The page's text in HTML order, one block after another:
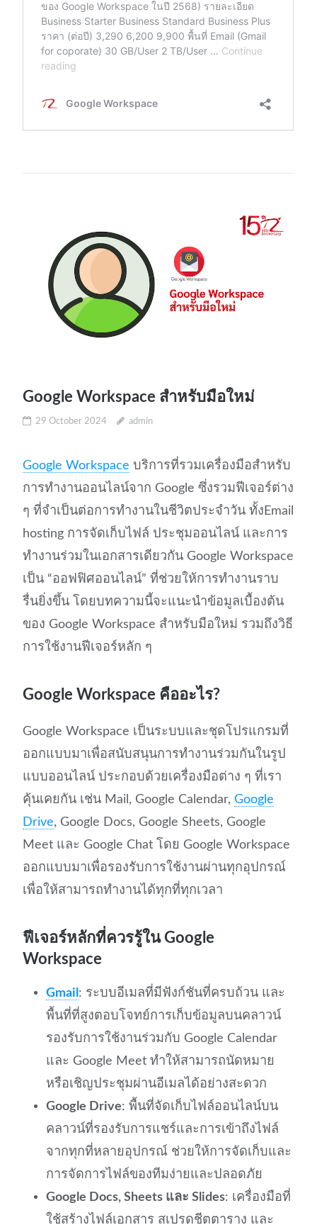
Google Workspace สำหรับมือใหม่
29 October 2024 admin
Google Workspace บริการที่รวมเครื่องมือสำหรับ
การทำงานออนไลน์จาก Google ซึ่งรวมฟีเจอร์ต่าง
ๆ ที่จำเป็นต่อการทำงานในชีวิตประจำวัน ทั้งEmail
hosting การจัดเก็บไฟล์ ประชุมออนไลน์ และการ
ทำงานร่วมในเอกสารเดียวกัน Google Workspace
เป็น “ออฟฟิศออนไลน์” ที่ช่วยให้การทำงานราบ
รื่นยิ่งขึ้น โดยบทความนี้จะแนะนำข้อมูลเบื้องต้น
ของ Google Workspace สำหรับมือใหม่ รวมถึงวิธี
การใช้งานฟีเจอร์หลัก ๆ
Google Workspace คืออะไร?
Google Workspace เป็นระบบและชุดโปรแกรมที่
ออกแบบมาเพื่อสนับสนุนการทำงานร่วมกันในรูป
แบบออนไลน์ ประกอบด้วยเครื่องมือต่าง ๆ ที่เรา
คุ้นเคยกัน เช่น Mail, Google Calendar,Google
Drive, Google Docs, Google Sheets, Google
Meet และ Google Chat โดย Google Workspace
ออกแบบมาเพื่อรองรับการใช้งานผ่านทุกอุปกรณ์
เพื่อให้สามารถทำงานได้ทุกที่ทุกเวลา
ฟีเจอร์หลักที่ควรรู้ใน Google
Workspace
Gmail : ระบบอีเมลที่มีฟังก์ชันที่ครบถ้วน และ
พื้นที่ที่สูงตอบโจทย์การเก็บข้อมูลบนคลาวน์
รองรับการใช้งานร่วมกับ Google Calendar
และ Google Meet ทำให้สามารถนัดหมาย
หรือเชิญประชุมผ่านอีเมลได้อย่างสะดวก
Google Drive: พื้นที่จัดเก็บไฟล์ออนไลน์บน
คลาวน์ที่รองรับการแชร์และการเข้าถึงไฟล์
จากทุกที่หลายอุปกรณ์ ช่วยให้การจัดเก็บและ
การจัดการไฟล์ของทีมง่ายและปลอดภัย
Google Docs, Sheets และ Slides: เครื่องมือที่
ใช้สร้างไฟล์เอกสาร สเปรดชีตตาราง และ